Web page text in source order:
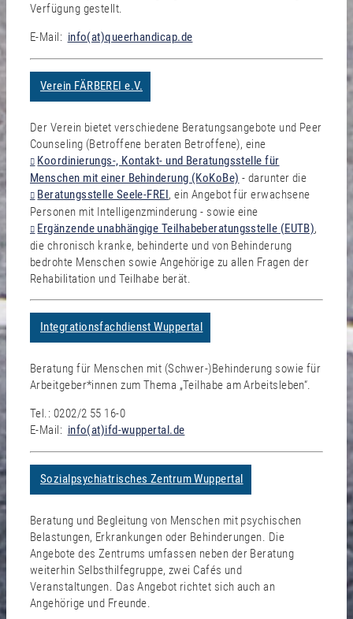
Verfügung gestellt.
E-Mail: info(at)queerhandicap.de
Verein FÄRBEREI e.V.
Der Verein bietet verschiedene Beratungsangebote und Peer
Counseling (Betroffene beraten Betroffene), eine
Koordinierungs-, Kontakt- und Beratungsstelle für
Menschen mit einer Behinderung (KoKoBe) - darunter die
Beratungsstelle Seele-FREI, ein Angebot für erwachsene
Personen mit Intelligenzminderung - sowie eine
Ergänzende unabhängige Teilhabeberatungsstelle (EUTB),
die chronisch kranke, behinderte und von Behinderung
bedrohte Menschen sowie Angehörige zu allen Fragen der
Rehabilitation und Teilhabe berät.
Integrationsfachdienst Wuppertal
Beratung für Menschen mit (Schwer-)Behinderung sowie für
Arbeitgeber*innen zum Thema „Teilhabe am Arbeitsleben“.
Tel.: 0202/2 55 16-0
E-Mail: info(at)ifd-wuppertal.de
Sozialpsychiatrisches Zentrum Wuppertal
Beratung und Begleitung von Menschen mit psychischen
Belastungen, Erkrankungen oder Behinderungen. Die
Angebote des Zentrums umfassen neben der Beratung
weiterhin Selbsthilfegruppe, zwei Cafés und
Veranstaltungen. Das Angebot richtet sich auch an
Angehörige und Freunde.